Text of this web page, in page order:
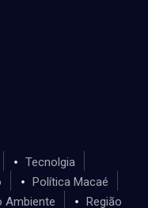
Tecnolgia
Política Macaé
Ambiente Região